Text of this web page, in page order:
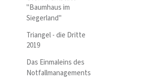
"Baumhaus im
Siegerland"
Triangel - die Dritte
2019
Das Einmaleins des
Notfallmanagements